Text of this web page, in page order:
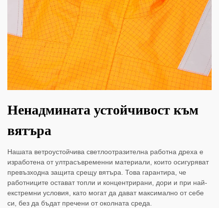
Ненадмината устойчивост към
вятъра
Нашата ветроустойчива светлоотразителна работна дреха е
изработена от ултрасъвременни материали, които осигуряват
превъзходна защита срещу вятъра. Това гарантира, че
работниците остават топли и концентрирани, дори и при най-
екстремни условия, като могат да дават максимално от себе
си, без да бъдат пречени от околната среда.